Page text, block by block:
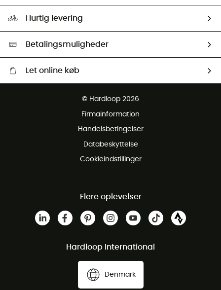
Our ambassadors
HardGreen Udvalg
Hurtig levering
Betalingsmuligheder
Let online køb
© Hardloop 2026
Firmainformation
Handelsbetingelser
Databeskyttelse
Cookieindstillinger
Flere oplevelser
Hardloop International
Denmark